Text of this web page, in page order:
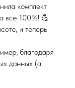
комплект
все 100%! 💪
и теперь
благодаря
данных (а